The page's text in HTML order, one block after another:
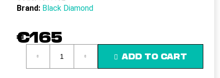
Brand: Black Diamond
€165
price:
ADD TO CART
W